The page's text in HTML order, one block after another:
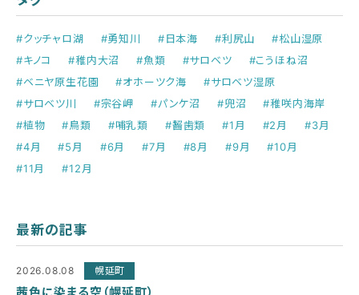
#クッチャロ湖 #勇知川 #日本海 #利尻山
#松山湿原
#キノコ
#稚内大沼 #魚類 #サロベツ
#こうほね沼
#ベニヤ原生花園
#オホーツク海
#サロベツ湿原
#サロベツ川
#宗谷岬 #パンケ沼 #兜沼
#稚咲内海岸
#植物
#鳥類 #哺乳類 #齧歯類 #1月 #2月
#3月
#4月
#5月 #6月 #7月 #8月 #9月
#10月
#11月
#12月
最新の記事
2026.08.08 幌延町